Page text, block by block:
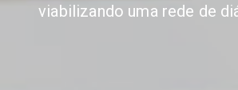
viabilizando uma rede de